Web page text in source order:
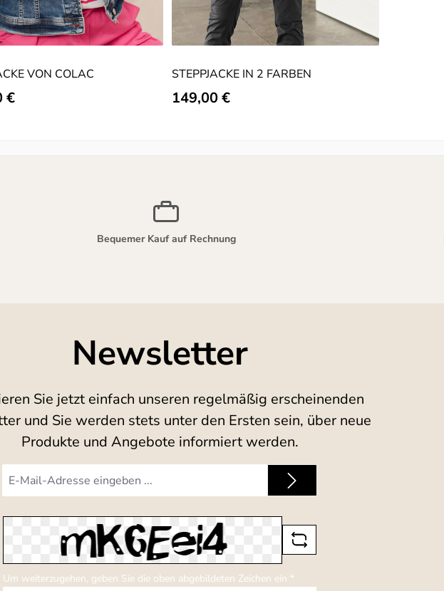
VON COLAC
Preis:
€
STEPPJACKE IN 2 FARBEN
Regulärer Preis:
149,00 €
Bequemer Kauf auf Rechnung
Newsletter
Sie jetzt einfach unseren regelmäßig erscheinenden
und Sie werden stets unter den Ersten sein, über neue
Produkte und Angebote informiert werden.
Mail-
*
Um weiterzugehen, geben Sie die oben abgebildeten Zeichen ein *